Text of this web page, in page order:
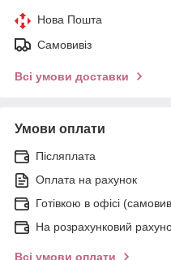
Нова Пошта
Самовивіз
Всі умови доставки
Умови оплати
Післяплата
Оплата на рахунок
Готівкою в офісі
На розрахунковий
Всі умови оплати